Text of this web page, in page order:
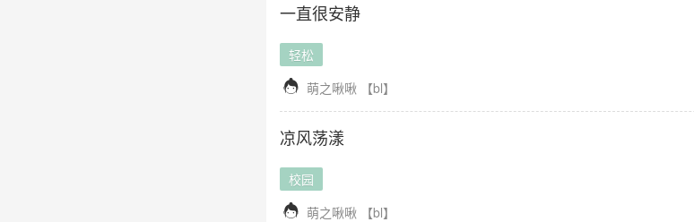
一直很安静
轻松
 萌之啾啾 【bl】
凉风荡漾
校园
 萌之啾啾 【bl】